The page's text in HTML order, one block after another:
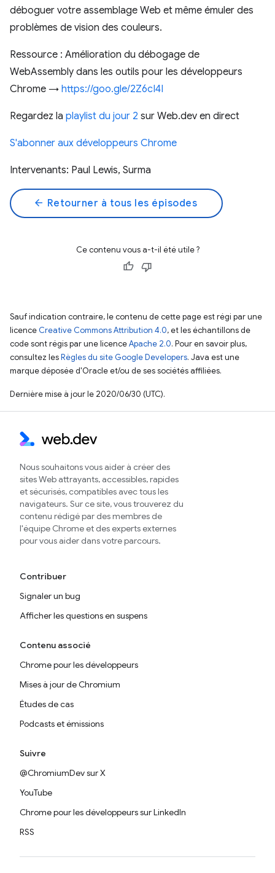
déboguer votre assemblage Web et même émuler des
problèmes de vision des couleurs.
Ressource : Amélioration du débogage de
WebAssembly dans les outils pour les développeurs
Chrome → https://goo.gle/2Z6cI4I
Regardez la playlist du jour 2 sur Web.dev en direct
S'abonner aux développeurs Chrome
Intervenants: Paul Lewis, Surma
arrow_back Retourner à tous les épisodes
Ce contenu vous a-t-il été utile ?
Sauf indication contraire, le contenu de cette page est régi par une
licence Creative Commons Attribution 4.0, et les échantillons de
code sont régis par une licenceApache 2.0. Pour en savoir plus,
consultez lesRègles du site Google Developers. Java est une
marque déposée d'Oracle et/ou de ses sociétés affiliées.
Dernière mise à jour le 2020/06/30 (UTC).
Nous souhaitons vous aider à créer des
sites Web attrayants, accessibles, rapides
et sécurisés, compatibles avec tous les
navigateurs. Sur ce site, vous trouverez du
contenu rédigé par des membres de
l'équipe Chrome et des experts externes
pour vous aider dans votre parcours.
Contribuer
Signaler un bug
Afficher les questions en suspens
Contenu associé
Chrome pour les développeurs
Mises à jour de Chromium
Études de cas
Podcasts et émissions
Suivre
@ChromiumDev sur X
YouTube
Chrome pour les développeurs sur LinkedIn
RSS